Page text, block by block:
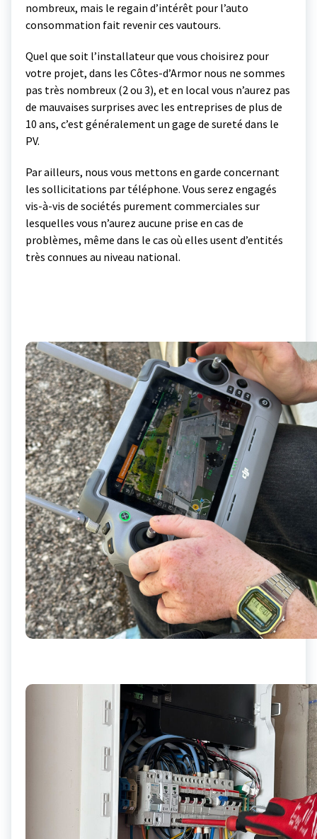
nombreux, mais le regain d’intérêt pour l’auto
consommation fait revenir ces vautours.
Quel que soit l’installateur que vous choisirez pour
votre projet, dans les Côtes-d’Armor nous ne sommes
pas très nombreux (2 ou 3), et en local vous n’aurez pas
de mauvaises surprises avec les entreprises de plus de
10 ans, c’est généralement un gage de sureté dans le
PV.
Par ailleurs, nous vous mettons en garde concernant
les sollicitations par téléphone. Vous serez engagés
vis-à-vis de sociétés purement commerciales sur
lesquelles vous n’aurez aucune prise en cas de
problèmes, même dans le cas où elles usent d’entités
très connues au niveau national.